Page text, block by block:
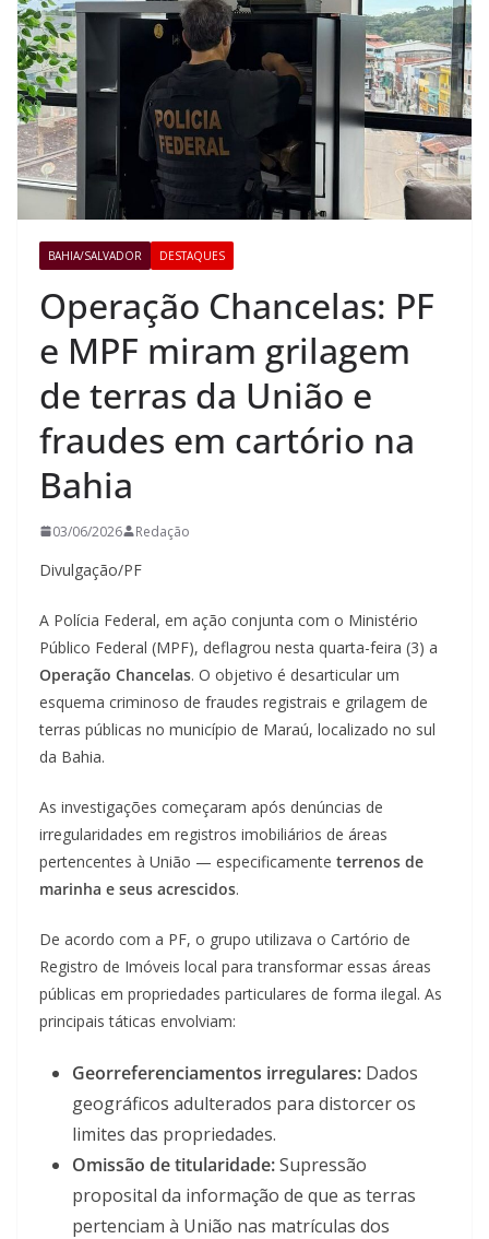
BAHIA/SALVADOR DESTAQUES
Operação Chancelas: PF
e MPF miram grilagem
de terras da União e
fraudes em cartório na
Bahia
03/06/2026 Redação
Divulgação/PF
A Polícia Federal, em ação conjunta com o Ministério
Público Federal (MPF), deflagrou nesta quarta-feira (3) a
Operação Chancelas. O objetivo é desarticular um
esquema criminoso de fraudes registrais e grilagem de
terras públicas no município de Maraú, localizado no sul
da Bahia.
As investigações começaram após denúncias de
irregularidades em registros imobiliários de áreas
pertencentes à União — especificamente terrenos de
marinha e seus acrescidos.
De acordo com a PF, o grupo utilizava o Cartório de
Registro de Imóveis local para transformar essas áreas
públicas em propriedades particulares de forma ilegal. As
principais táticas envolviam:
Georreferenciamentos irregulares: Dados
geográficos adulterados para distorcer os
limites das propriedades.
Omissão de titularidade:Supressão
proposital da informação de que as terras
pertenciam à União nas matrículas dos